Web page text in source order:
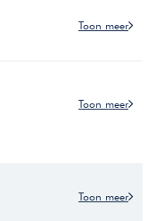
Toon meer
Toon meer
Toon meer